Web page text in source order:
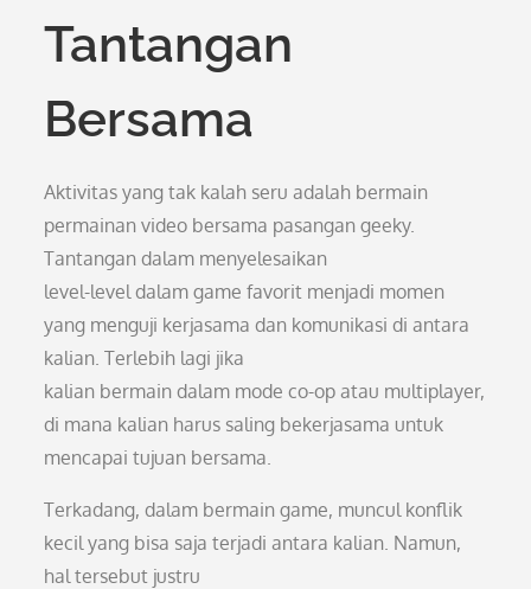
Tantangan
Bersama
Aktivitas yang tak kalah seru adalah bermain
permainan video bersama pasangan geeky.
Tantangan dalam menyelesaikan
level-level dalam game favorit menjadi momen
yang menguji kerjasama dan komunikasi di antara
kalian. Terlebih lagi jika
kalian bermain dalam mode co-op atau multiplayer,
di mana kalian harus saling bekerjasama untuk
mencapai tujuan bersama.
Terkadang, dalam bermain game, muncul konflik
kecil yang bisa saja terjadi antara kalian. Namun,
hal tersebut justru